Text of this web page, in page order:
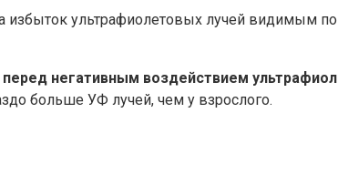
избыток ультрафиолетовых лучей видимым
негативным воздействием
больше УФ лучей, чем у взрослого.